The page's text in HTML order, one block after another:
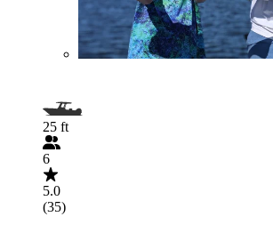
25 ft
6
5.0
(35)